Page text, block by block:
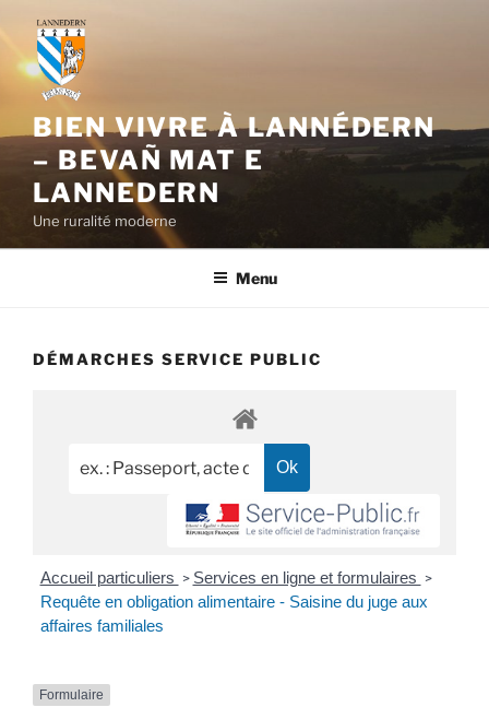
contenu
principal
BIEN VIVRE À LANNÉDERN
– BEVAÑ MAT E
LANNEDERN
Une ruralité moderne
Menu
DÉMARCHES SERVICE PUBLIC
Accueil particuliers > Services en ligne et formulaires >
Requête en obligation alimentaire - Saisine du juge aux
affaires familiales
Formulaire